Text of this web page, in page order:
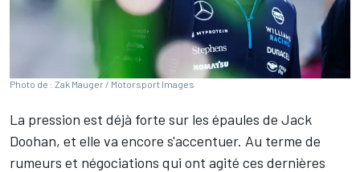
Photo de : Zak Mauger / Motorsport Images
La pression est déjà forte sur les épaules de Jack
Doohan, et elle va encore s'accentuer. Au terme de
rumeurs et négociations qui ont agité ces dernières